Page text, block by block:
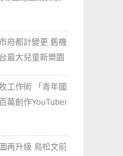
府都計變更 舊機
最大兒童新樂園
工作術 「青年國
萬創作YouTuber
再升級 鳥松文前